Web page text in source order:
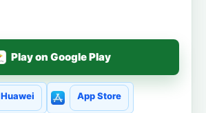
Play on Google Play
Huawei App Store